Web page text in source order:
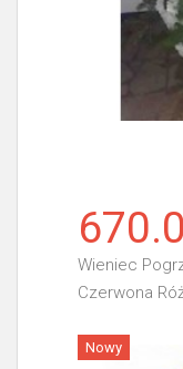
Wieniec
Czerwona
Nowy